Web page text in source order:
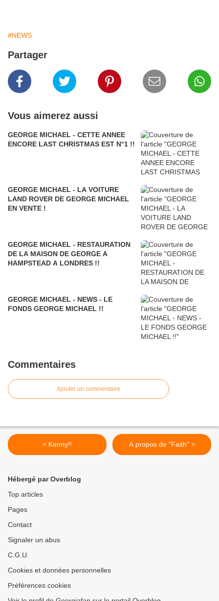
#NEWS
Partager
Vous aimerez aussi
GEORGE MICHAEL - CETTE ANNEE
ENCORE LAST CHRISTMAS EST N°1 !!
GEORGE MICHAEL - LA VOITURE
LAND ROVER DE GEORGE MICHAEL
EN VENTE !
GEORGE MICHAEL - RESTAURATION
DE LA MAISON DE GEORGE A
HAMPSTEAD A LONDRES !!
GEORGE MICHAEL - NEWS - LE
FONDS GEORGE MICHAEL !!
Commentaires
Ajouter un commentaire
< Kenny!! A propos de "Faith" >
Hébergé par Overblog
Top articles
Pages
Contact
Signaler un abus
C.G.U.
Cookies et données personnelles
Préférences cookies